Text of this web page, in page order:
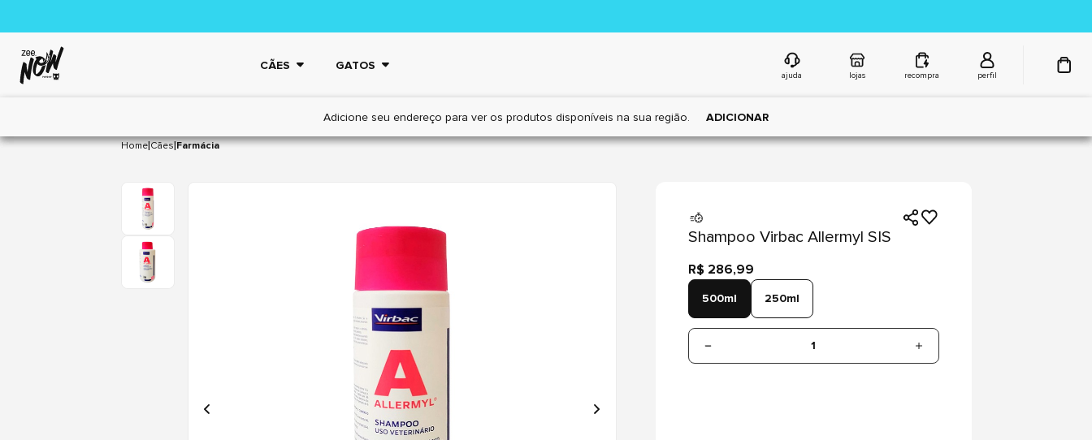
CÃES GATOS
ajuda lojas recompra perfil
Adicione seu endereço para ver os produtos disponíveis na sua região. ADICIONAR
Home|Cães|Farmácia
Shampoo Virbac Allermyl SIS
R$ 286,99
500ml 250ml
1